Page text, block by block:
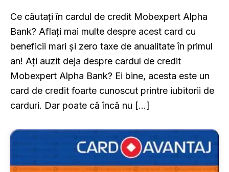
Ce căutați în cardul de credit Mobexpert Alpha
Bank? Aflați mai multe despre acest card cu
beneficii mari și zero taxe de anualitate în primul
an! Ați auzit deja despre cardul de credit
Mobexpert Alpha Bank? Ei bine, acesta este un
card de credit foarte cunoscut printre iubitorii de
carduri. Dar poate că încă nu […]